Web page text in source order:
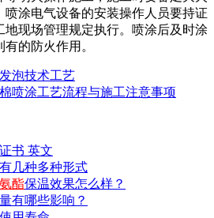
涂电气设备的安装操作人员要持证
地现场管理规定执行。喷涂后及时涂
的防火作用。
泡技术工艺
喷涂工艺流程与施工注意事项
书 英文
几种多种形式
酯保温效果怎么样？
有哪些影响？